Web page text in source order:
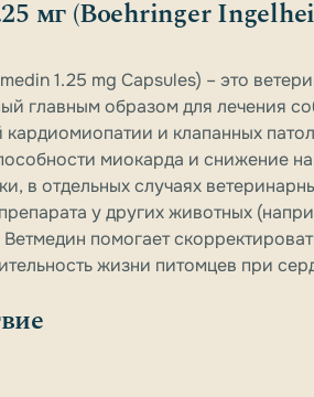
мг (Boehringer
1.25 mg Capsules) – это
главным образом для лечения
кардиомиопатии и клапанных
миокарда и снижение
в отдельных случаях
у других животных
помогает
жизни питомцев при